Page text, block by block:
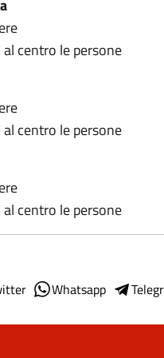
centro le persone
centro le persone
centro le persone
Whatsapp